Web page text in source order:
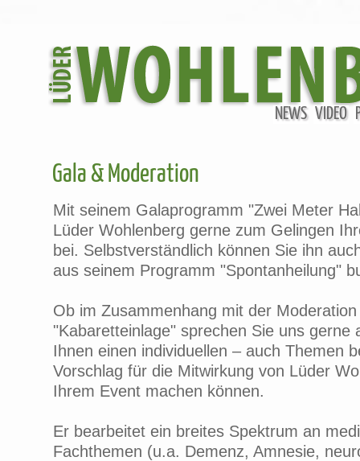
NEWS VIDEO
Gala & Moderation
Mit seinem Galaprogramm "Zwei Meter
Lüder Wohlenberg gerne zum Gelingen
bei. Selbstverständlich können Sie ihn
aus seinem Programm "Spontanheilung"
Ob im Zusammenhang mit der
"Kabaretteinlage" sprechen Sie uns gerne
Ihnen einen individuellen – auch Themen
Vorschlag für die Mitwirkung von Lüder
Ihrem Event machen können.
Er bearbeitet ein breites Spektrum an
Fachthemen (u.a. Demenz, Amnesie,